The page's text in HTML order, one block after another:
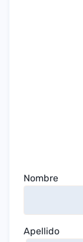
Nombre
Apellido